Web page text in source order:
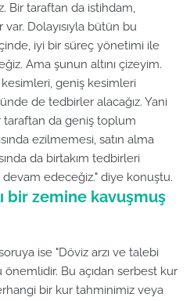
Bir taraftan da istihdam,
Dolayısıyla bütün bu
iyi bir süreç yönetimi ile
Ama şunun altını çizeyim.
geniş kesimleri
de tedbirler alacağız. Yani
da geniş toplum
ezilmemesi, satın alma
da birtakım tedbirleri
edeceğiz." diye konuştu.
bir zemine kavuşmuş
ise "Döviz arzı ve talebi
Bu açıdan serbest kur
bir kur tahminimiz veya